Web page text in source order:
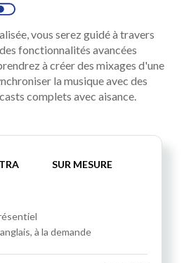
vous serez guidé à travers
fonctionnalités avancées
à créer des mixages d'une
la musique avec des
complets avec aisance.
SUR MESURE
à la demande